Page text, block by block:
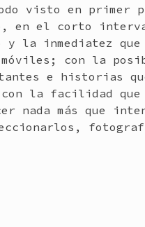
visto en primer
en el corto
la inmediatez que
con la
e historias
con la facilidad que
nada más que